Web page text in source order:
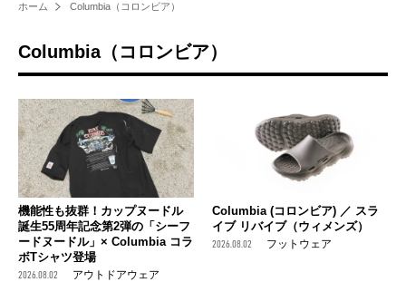
ホーム Columbia（コロンビア）
Columbia（コロンビア）
機能性も抜群！カップヌードル
誕生55周年記念第2弾の「シーフ
ードヌードル」× Columbia コラ
ボTシャツ登場
2026.08.02 アウトドアウェア
Columbia (コロンビア) ／ スラ
イブ リバイブ（ウィメンズ）
2026.08.02 フットウェア